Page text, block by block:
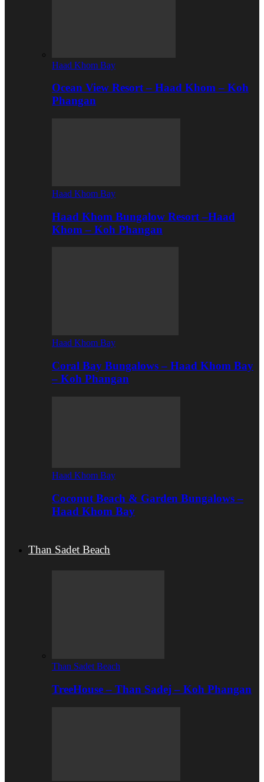
Haad Khom Bay
Ocean View Resort – Haad Khom – Koh
Phangan
Haad Khom Bay
Haad Khom Bungalow Resort –Haad
Khom – Koh Phangan
Haad Khom Bay
Coral Bay Bungalows – Haad Khom Bay
– Koh Phangan
Haad Khom Bay
Coconut Beach & Garden Bungalows –
Haad Khom Bay
Than Sadet Beach
Than Sadet Beach
TreeHouse – Than Sadej – Koh Phangan